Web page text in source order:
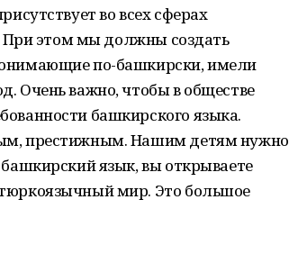
во всех сферах
При этом мы должны создать
по-башкирски, имели
Очень важно, чтобы в обществе
башкирского языка.
престижным. Нашим детям нужно
язык, вы открываете
мир. Это большое